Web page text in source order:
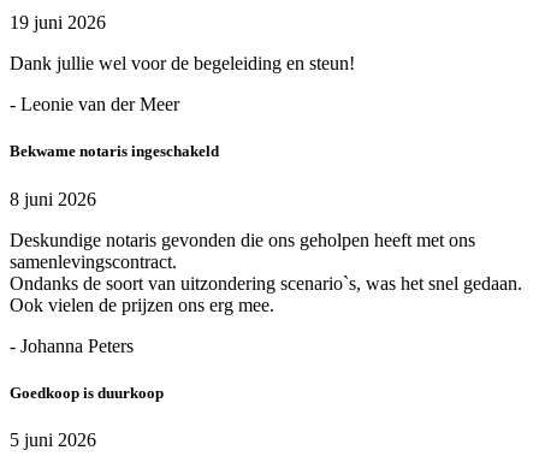
19 juni 2026
Dank jullie wel voor de begeleiding en steun!
- Leonie van der Meer
Bekwame notaris ingeschakeld
8 juni 2026
Deskundige notaris gevonden die ons geholpen heeft met ons
samenlevingscontract.
Ondanks de soort van uitzondering scenario`s, was het snel gedaan.
Ook vielen de prijzen ons erg mee.
- Johanna Peters
Goedkoop is duurkoop
5 juni 2026